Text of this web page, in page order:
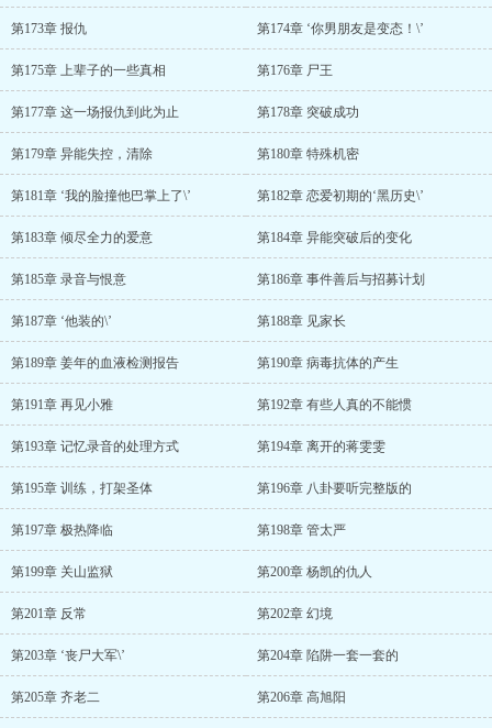
第173章 报仇 第174章 ‘你男朋友是变态！\’
第175章 上辈子的一些真相 第176章 尸王
第177章 这一场报仇到此为止 第178章 突破成功
第179章 异能失控，清除 第180章 特殊机密
第181章 ‘我的脸撞他巴掌上了\’ 第182章 恋爱初期的‘黑历史\’
第183章 倾尽全力的爱意 第184章 异能突破后的变化
第185章 录音与恨意 第186章 事件善后与招募计划
第187章 ‘他装的\’ 第188章 见家长
第189章 姜年的血液检测报告 第190章 病毒抗体的产生
第191章 再见小雅 第192章 有些人真的不能惯
第193章 记忆录音的处理方式 第194章 离开的蒋雯雯
第195章 训练，打架圣体 第196章 八卦要听完整版的
第197章 极热降临 第198章 管太严
第199章 关山监狱 第200章 杨凯的仇人
第201章 反常 第202章 幻境
第203章 ‘丧尸大军\’ 第204章 陷阱一套一套的
第205章 齐老二 第206章 高旭阳